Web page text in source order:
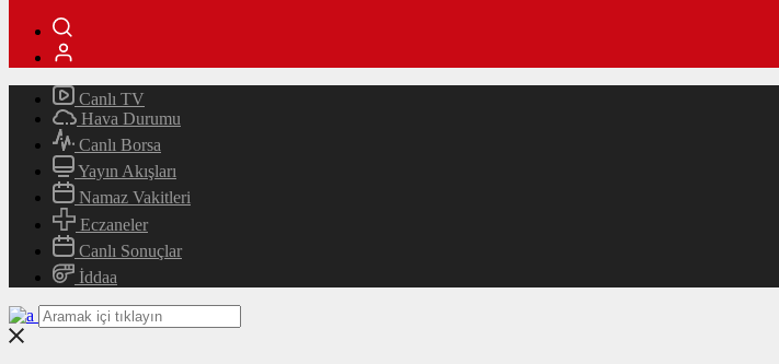
Canlı TV
Hava Durumu
Canlı Borsa
Yayın Akışları
Namaz Vakitleri
Eczaneler
Canlı Sonuçlar
İddaa